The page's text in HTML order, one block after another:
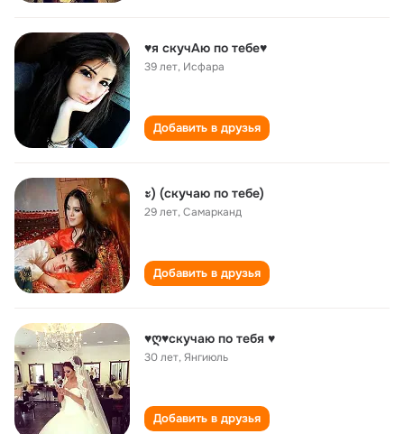
♥я скучАю по тебе♥
39 лет, Исфара
Добавить в друзья
ะ) (скучаю по тебе)
29 лет,Самарканд
Добавить в друзья
♥ღ♥скучаю по тебя ♥
30 лет,Янгиюль
Добавить в друзья